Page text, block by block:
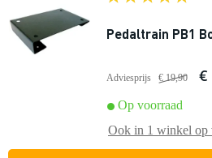
Pedaltrain PB1
Adviesprijs € 19,90 €
Op voorraad
Ook in 1 winkel op